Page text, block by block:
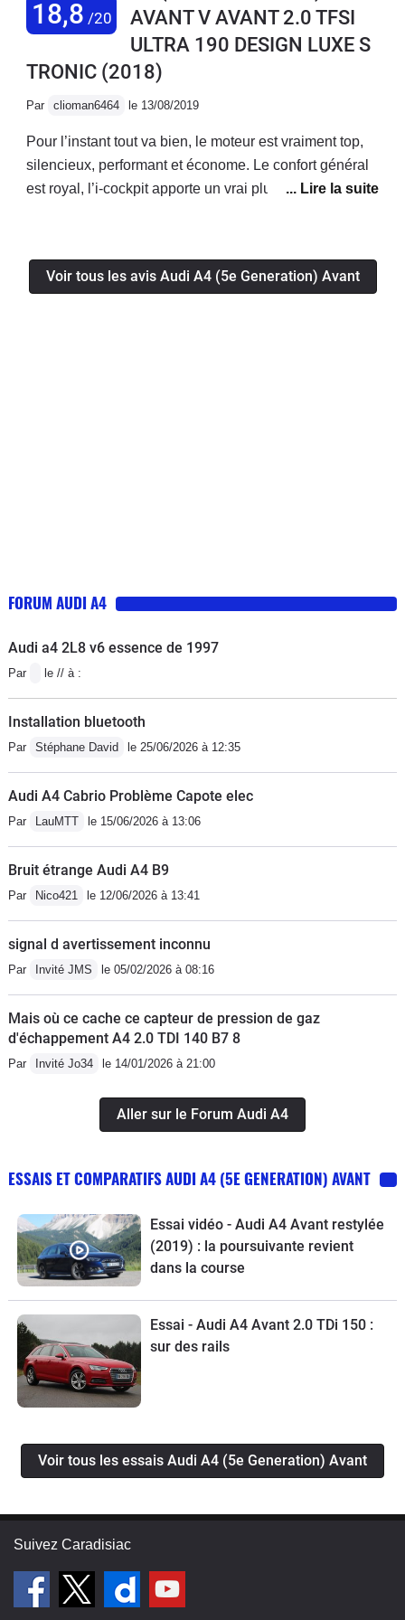
deutsche qualité
18,8 /20
AVANT V AVANT 2.0 TFSI
ULTRA 190 DESIGN LUXE S
TRONIC (2018)
Par clioman6464 le 13/08/2019
Pour l’instant tout va bien, le moteur est vraiment top,
silencieux, performant et économe. Le confort général
est royal, l’i-cockpit apporte un vrai plus! La voiture a
permet d’avoir une voiture bonne à tout faire!
Voir tous les avis Audi A4 (5e Generation) Avant
FORUM AUDI A4
Audi a4 2L8 v6 essence de 1997
Par le // à :
Installation bluetooth
Par Stéphane David le 25/06/2026 à 12:35
Audi A4 Cabrio Problème Capote elec
Par LauMTT le 15/06/2026 à 13:06
Bruit étrange Audi A4 B9
Par Nico421 le 12/06/2026 à 13:41
signal d avertissement inconnu
Par Invité JMS le 05/02/2026 à 08:16
Mais où ce cache ce capteur de pression de gaz
d'échappement A4 2.0 TDI 140 B7 8
Par Invité Jo34 le 14/01/2026 à 21:00
Aller sur le Forum Audi A4
ESSAIS ET COMPARATIFS AUDI A4 (5E GENERATION) AVANT
Essai vidéo - Audi A4 Avant restylée
(2019) : la poursuivante revient
dans la course
Essai - Audi A4 Avant 2.0 TDi 150 :
sur des rails
Voir tous les essais Audi A4 (5e Generation) Avant
Suivez Caradisiac